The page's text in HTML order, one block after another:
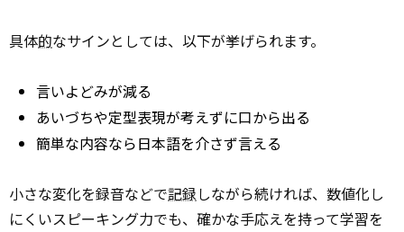
具体的なサインとしては、以下が挙げられます。
言いよどみが減る
あいづちや定型表現が考えずに口から出る
簡単な内容なら日本語を介さず言える
小さな変化を録音などで記録しながら続ければ、数値化し
にくいスピーキング力でも、確かな手応えを持って学習を